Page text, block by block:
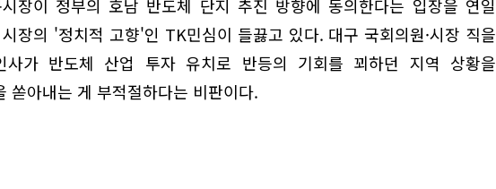
장이 정부의 호남 반도체 단지 추진 방향에 동의한다는 입장을 연일
장의 '정치적 고향'인 TK민심이 들끓고 있다. 대구 국회의원·시장 직을
사가 반도체 산업 투자 유치로 반등의 기회를 꾀하던 지역 상황을
쏟아내는 게 부적절하다는 비판이다.